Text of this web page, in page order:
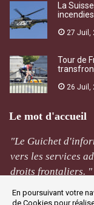
La
27 Juil,
Tour de
26 Juil,
Le mot d'accueil
"Le Guichet
vers les services
droits frontaliers. "
En poursuivant votre
de Cookies pour